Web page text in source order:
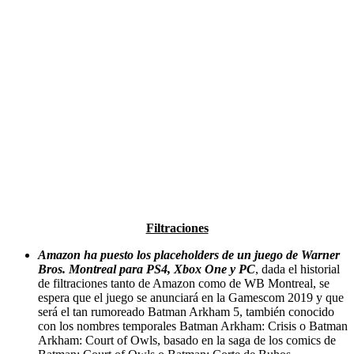
Filtraciones
Amazon ha puesto los placeholders de un juego de Warner
Bros. Montreal para PS4, Xbox One y PC, dada el historial
de filtraciones tanto de Amazon como de WB Montreal, se
espera que el juego se anunciará en la Gamescom 2019 y que
será el tan rumoreado Batman Arkham 5, también conocido
con los nombres temporales Batman Arkham: Crisis o Batman
Arkham: Court of Owls, basado en la saga de los comics de